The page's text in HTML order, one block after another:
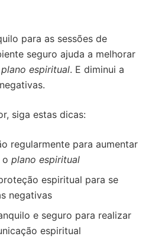
para as sessões de
seguro ajuda a melhorar
espiritual. E diminui a
siga estas dicas:
regularmente para aumentar
o plano espiritual
espiritual para se
negativas
e seguro para realizar
espiritual